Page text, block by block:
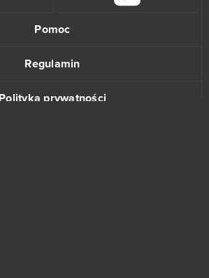
Pomoc
Regulamin
Polityka prywatności